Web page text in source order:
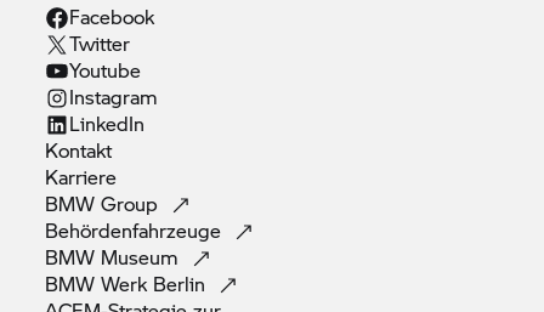
Facebook
Twitter
Youtube
Instagram
LinkedIn
Kontakt
Karriere
BMWGroup
Behördenfahrzeuge
BMW Museum
BMW Werk Berlin